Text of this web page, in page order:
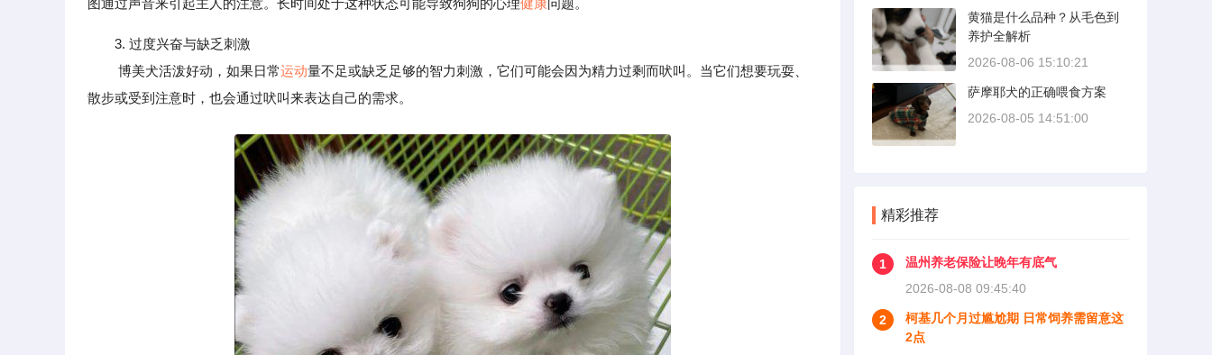
图通过声音来引起主人的注意。长时间处于这种状态可能导致狗狗的心理健康问题。
3. 过度兴奋与缺乏刺激
博美犬活泼好动，如果日常运动量不足或缺乏足够的智力刺激，它们可能会因为精力过剩而吠叫。当它们想要玩耍、
散步或受到注意时，也会通过吠叫来表达自己的需求。
种，价格比北方城市有优
势；英国斗牛犬则完全是另
一套行情。下面直接说具体
间。
黄猫是什么品种？从毛色到
养护全解析
2026-08-06 15:10:21
萨摩耶犬的正确喂食方案
2026-08-05 14:51:00
精彩推荐
1
温州养老保险让晚年有底气
2026-08-08 09:45:40
2
柯基几个月过尴尬期 日常饲养需留意这
2点